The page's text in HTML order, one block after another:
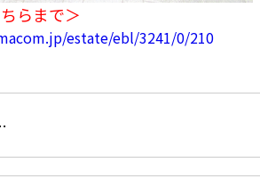
らまで＞
estate/ebl/3241/0/210